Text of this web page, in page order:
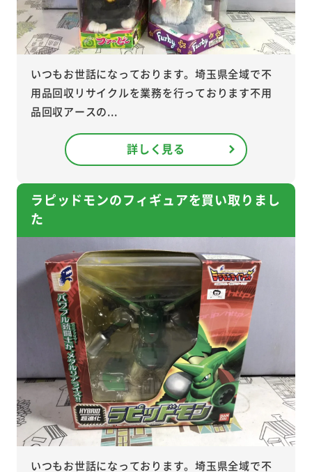
いつもお世話になっております。埼玉県全域で不
用品回収リサイクルを業務を行っております不用
品回収アースの...
詳しく見る
ラピッドモンのフィギュアを買い取りまし
た
いつもお世話になっております。埼玉県全域で不